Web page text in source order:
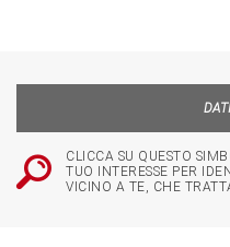
CLICCA SU QUESTO
TUO INTERESSE PER
VICINO A TE, CHE